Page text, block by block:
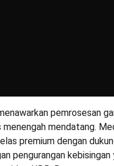
pemrosesan
mendatang.
premium dengan
pengurangan